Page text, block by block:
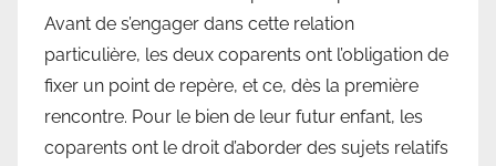
Avant de s’engager dans cette relation
particulière, les deux coparents ont l’obligation de
fixer un point de repère, et ce, dès la première
rencontre. Pour le bien de leur futur enfant, les
coparents ont le droit d’aborder des sujets relatifs